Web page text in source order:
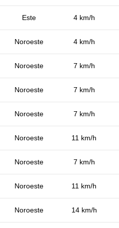
Este 4 km/h
Noroeste 4 km/h
Noroeste 7 km/h
Noroeste 7 km/h
Noroeste 7 km/h
Noroeste 11 km/h
Noroeste 7 km/h
Noroeste 11 km/h
Noroeste 14 km/h